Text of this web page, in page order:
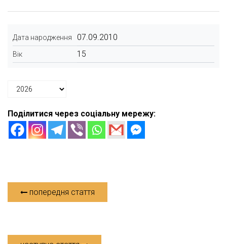
Дата народження 07.09.2010
Вік 15
Поділитися через соціальну мережу:
попередня стаття